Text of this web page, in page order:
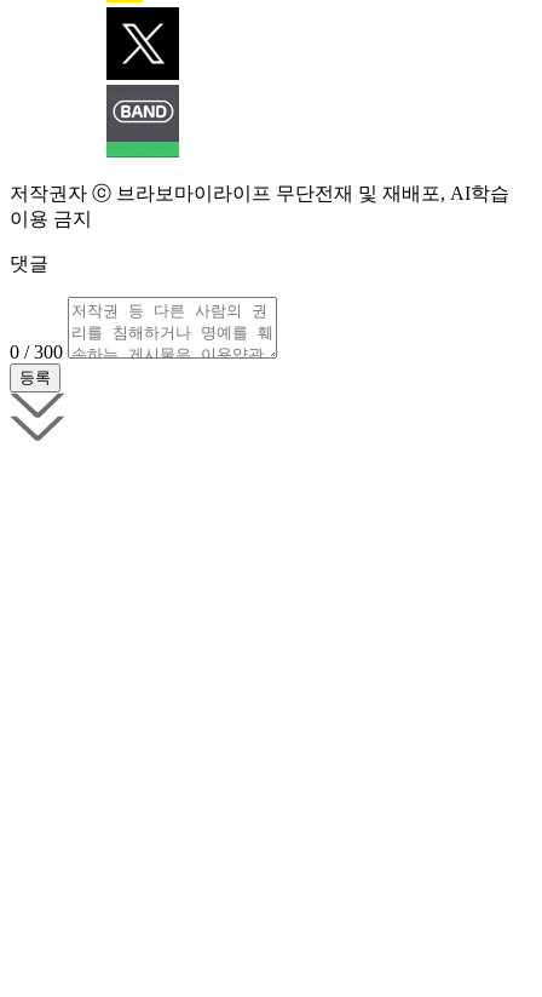
저작권자 ⓒ 브라보마이라이프 무단전재 및 재배포, AI학습
이용 금지
댓글
0 / 300